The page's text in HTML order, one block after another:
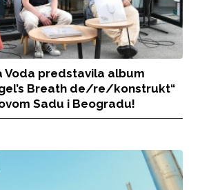
Voda predstavila album
Breath de/re/konstrukt“
Sadu i Beogradu!